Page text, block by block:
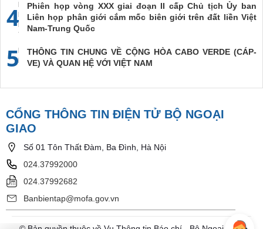
4
Phiên họp vòng XXX giai đoạn II cấp Chủ tịch Ủy ban
Liên họp phân giới cắm mốc biên giới trên đất liền Việt
Nam-Trung Quốc
5
THÔNG TIN CHUNG VỀ CỘNG HÒA CABO VERDE (CÁP-
VE) VÀ QUAN HỆ VỚI VIỆT NAM
CỔNG THÔNG TIN ĐIỆN TỬ BỘ NGOẠI
GIAO
Số 01 Tôn Thất Đàm, Ba Đình, Hà Nội
024.37992000
024.37992682
Banbientap@mofa.gov.vn